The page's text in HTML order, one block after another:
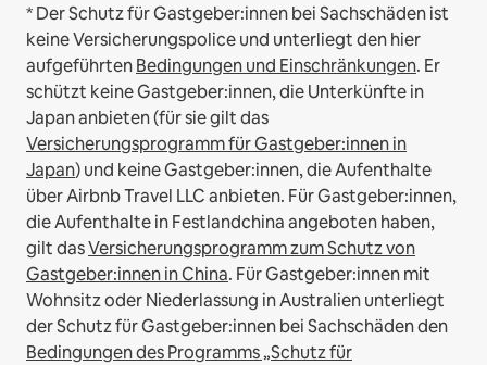
* Der Schutz für Gastgeber:innen bei Sachschäden ist
keine Versicherungspolice und unterliegt den hier
aufgeführtenBedingungen und Einschränkungen. Er
schützt keine Gastgeber:innen, die Unterkünfte in
Japan anbieten (für sie gilt das
Versicherungsprogramm für Gastgeber:innen in
Japan) und keine Gastgeber:innen, die Aufenthalte
über Airbnb Travel LLC anbieten. Für Gastgeber:innen,
die Aufenthalte in Festlandchina angeboten haben,
gilt dasVersicherungsprogramm zum Schutz von
Gastgeber:innen in China. Für Gastgeber:innen mit
Wohnsitz oder Niederlassung in Australien unterliegt
der Schutz für Gastgeber:innen bei Sachschäden den
Bedingungen des Programms „Schutz für